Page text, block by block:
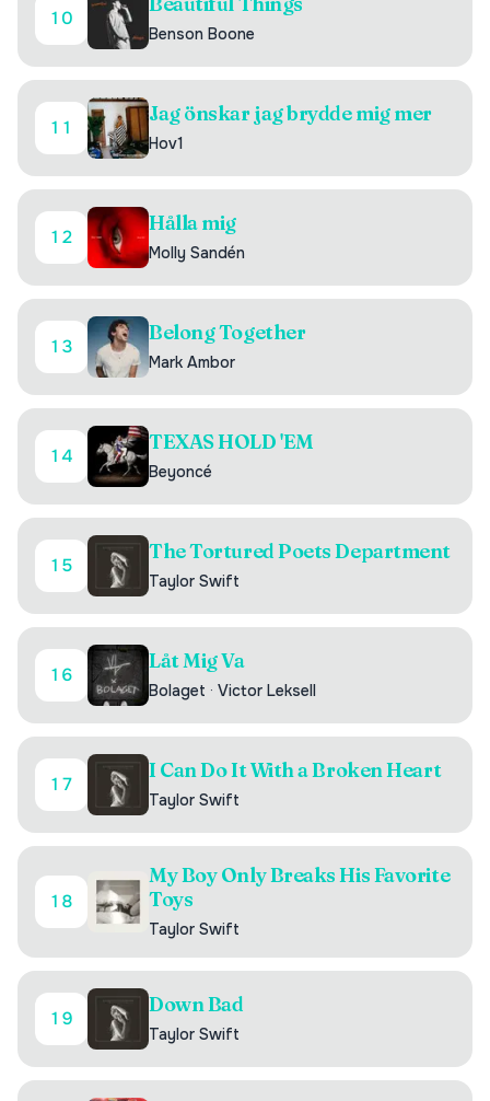
10
Benson Boone
11
Jag önskar jag brydde mig mer
Hov1
12
Hålla mig
Molly Sandén
13
Belong Together
Mark Ambor
14
TEXAS HOLD 'EM
Beyoncé
15
The Tortured Poets Department
Taylor Swift
16
Låt Mig Va
Bolaget · Victor Leksell
17
I Can Do It With a Broken Heart
Taylor Swift
18
My Boy Only Breaks His Favorite
Toys
Taylor Swift
19
Down Bad
Taylor Swift